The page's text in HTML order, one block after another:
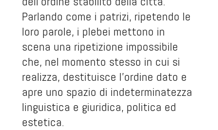
Parlando come i patrizi, ripetendo le
loro parole, i plebei mettono in
scena una ripetizione impossibile
che, nel momento stesso in cui si
realizza, destituisce l’ordine dato e
apre uno spazio di indeterminatezza
linguistica e giuridica, politica ed
estetica.